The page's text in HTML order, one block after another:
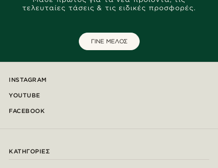
τελευταίες τάσεις & τις ειδικές προσφορές.
ΓΙΝΕ ΜΕΛΟΣ
INSTAGRAM
YOUTUBE
FACEBOOK
ΚΑΤΗΓΟΡΊΕΣ